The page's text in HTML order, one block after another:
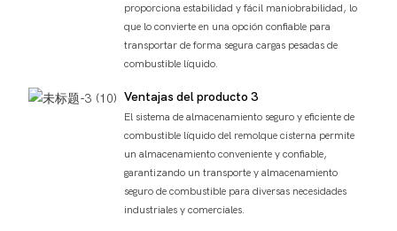
proporciona estabilidad y fácil maniobrabilidad, lo
que lo convierte en una opción confiable para
transportar de forma segura cargas pesadas de
combustible líquido.
Ventajas del producto 3
El sistema de almacenamiento seguro y eficiente de
combustible líquido del remolque cisterna permite
un almacenamiento conveniente y confiable,
garantizando un transporte y almacenamiento
seguro de combustible para diversas necesidades
industriales y comerciales.